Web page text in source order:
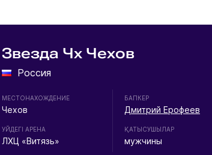
Звезда Чх Чехов
Россия
МЕСТОНАХОЖДЕНИЕ
Чехов
УЙДЕГІ АРЕНА
ЛХЦ «Витязь»
БАПКЕР
Дмитрий Ерофеев
ҚАТЫСУШЫЛАР
мужчины